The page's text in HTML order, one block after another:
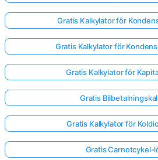
Gratis Kalkylator för
Gratis Kalkylator för
Gratis Kalkylator för
Gratis
Gratis Kalkylator för
Gratis Carnotcykel-